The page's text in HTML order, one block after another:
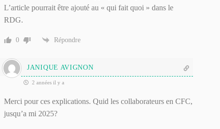
L’article pourrait être ajouté au « qui fait quoi » dans le
RDG.
0 Répondre
JANIQUE AVIGNON
2 années il y a
Merci pour ces explications. Quid les collaborateurs en CFC,
jusqu’a mi 2025?